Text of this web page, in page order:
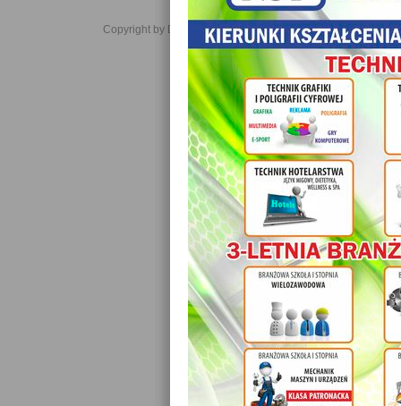
Copyright by Daniel JabĹoĹski 2006-2021. All rights